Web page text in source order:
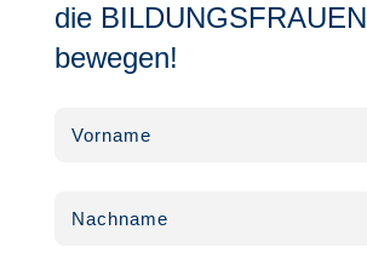
die BILDUNGSFRAUEN
bewegen!